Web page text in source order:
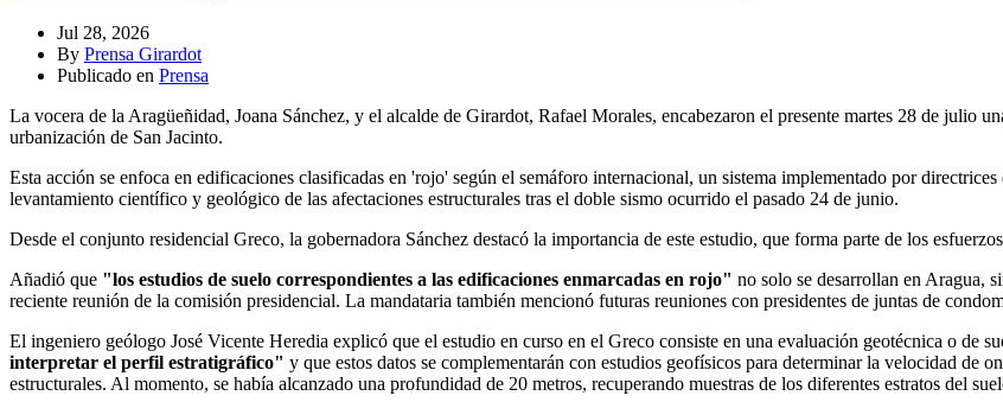
Jul 28, 2026
By Prensa Girardot
Publicado en Prensa
La vocera de la Aragüeñidad, Joana Sánchez, y el alcalde de Girardot, Rafael Morales, encabezaron el presente martes 28 de julio
urbanización de San Jacinto.
Esta acción se enfoca en edificaciones clasificadas en 'rojo' según el semáforo internacional, un sistema implementado por
levantamiento científico y geológico de las afectaciones estructurales tras el doble sismo ocurrido el pasado 24 de junio.
Desde el conjunto residencial Greco, la gobernadora Sánchez destacó la importancia de este estudio, que forma parte de los
Añadió que "los estudios de suelo correspondientes a las edificaciones enmarcadas en rojo" no solo se desarrollan en Aragua,
reciente reunión de la comisión presidencial. La mandataria también mencionó futuras reuniones con presidentes de juntas de
El ingeniero geólogo José Vicente Heredia explicó que el estudio en curso en el Greco consiste en una evaluación geotécnica o de
interpretar el perfil estratigráfico" y que estos datos se complementarán con estudios geofísicos para determinar la velocidad de
estructurales. Al momento, se había alcanzado una profundidad de 20 metros, recuperando muestras de los diferentes estratos del